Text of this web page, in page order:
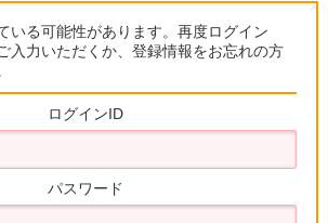
いる可能性があります。再度ログイン
入力いただくか、登録情報をお忘れの方
ログインID
パスワード